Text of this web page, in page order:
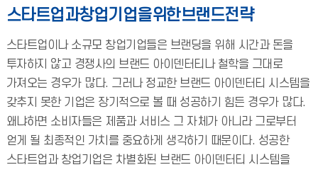
스타트업과창업기업을위한브랜드전략
스타트업이나 소규모 창업기업들은 브랜딩을 위해 시간과 돈을
투자하지 않고 경쟁사의 브랜드 아이덴터티나 철학을 그대로
가져오는 경우가 많다. 그러나 정교한 브랜드 아이덴터티 시스템을
갖추지 못한 기업은 장기적으로 볼 때 성공하기 힘든 경우가 많다.
왜냐하면 소비자들은 제품과 서비스 그 자체가 아니라 그로부터
얻게 될 최종적인 가치를 중요하게 생각하기 때문이다. 성공한
스타트업과 창업기업은 차별화된 브랜드 아이덴터티 시스템을